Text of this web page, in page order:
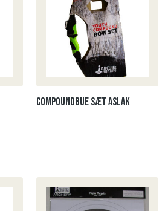
Compoundbue sæt ASLAK